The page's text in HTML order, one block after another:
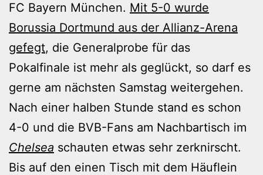
FC Bayern München. Mit 5-0 wurde
Borussia Dortmund aus der Allianz-Arena
gefegt, die Generalprobe für das
Pokalfinale ist mehr als geglückt, so darf es
gerne am nächsten Samstag weitergehen.
Nach einer halben Stunde stand es schon
4-0 und die BVB-Fans am Nachbartisch im
Chelsea schauten etwas sehr zerknirscht.
Bis auf den einen Tisch mit dem Häuflein